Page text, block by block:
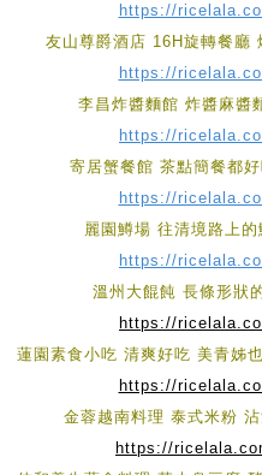
https://
友山尊爵酒店 16H旋轉餐廳
https://
李昌炸醬麵館 炸醬麻醬
https://
寄居蟹餐館 茶點簡餐都
https://
麗園鱒場 往清境路上
https://
溫州大餛飩 長條形狀
https://
蓮園素食小吃 清爽好吃 美青姊
https://
金蓉越南料理 泰式米粉
https://